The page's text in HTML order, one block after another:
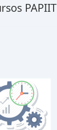
PAPIIT